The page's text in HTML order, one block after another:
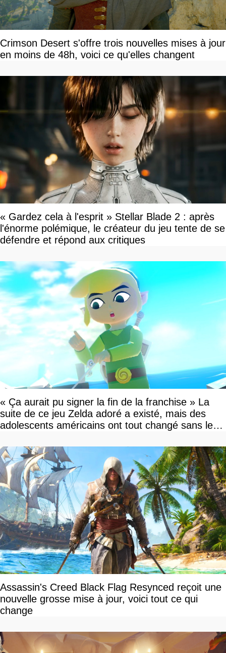
Crimson Desert s'offre trois nouvelles mises à jour
en moins de 48h, voici ce qu'elles changent
« Gardez cela à l'esprit » Stellar Blade 2 : après
l'énorme polémique, le créateur du jeu tente de se
défendre et répond aux critiques
« Ça aurait pu signer la fin de la franchise » La
suite de ce jeu Zelda adoré a existé, mais des
adolescents américains ont tout changé sans le
Assassin's Creed Black Flag Resynced reçoit une
nouvelle grosse mise à jour, voici tout ce qui
change